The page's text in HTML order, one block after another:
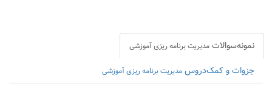
نمونه‌سوالات مدیریت برنامه ریزی آموزشی
جزوات و کمک‌دروس مدیریت برنامه ریزی آموزشی